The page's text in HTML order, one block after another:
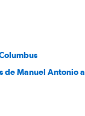
de Manuel Antonio a